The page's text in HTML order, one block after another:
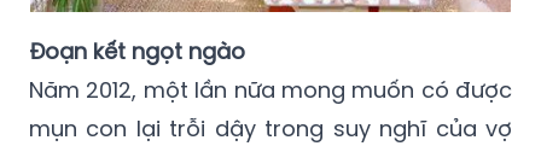
Đoạn kết ngọt ngào
Năm 2012, một lần nữa mong muốn có được
mụn con lại trỗi dậy trong suy nghĩ của vợ